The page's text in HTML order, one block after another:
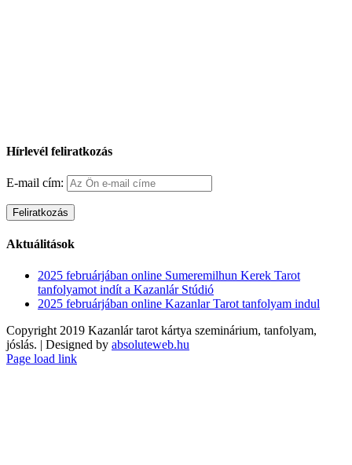
Hírlevél feliratkozás
E-mail cím:
Aktuálitások
2025 februárjában online Sumeremilhun Kerek Tarot
tanfolyamot indít a Kazanlár Stúdió
2025 februárjában online Kazanlar Tarot tanfolyam indul
Copyright 2019 Kazanlár tarot kártya szeminárium, tanfolyam,
jóslás. | Designed by absoluteweb.hu
Facebook
YouTube
Page load link